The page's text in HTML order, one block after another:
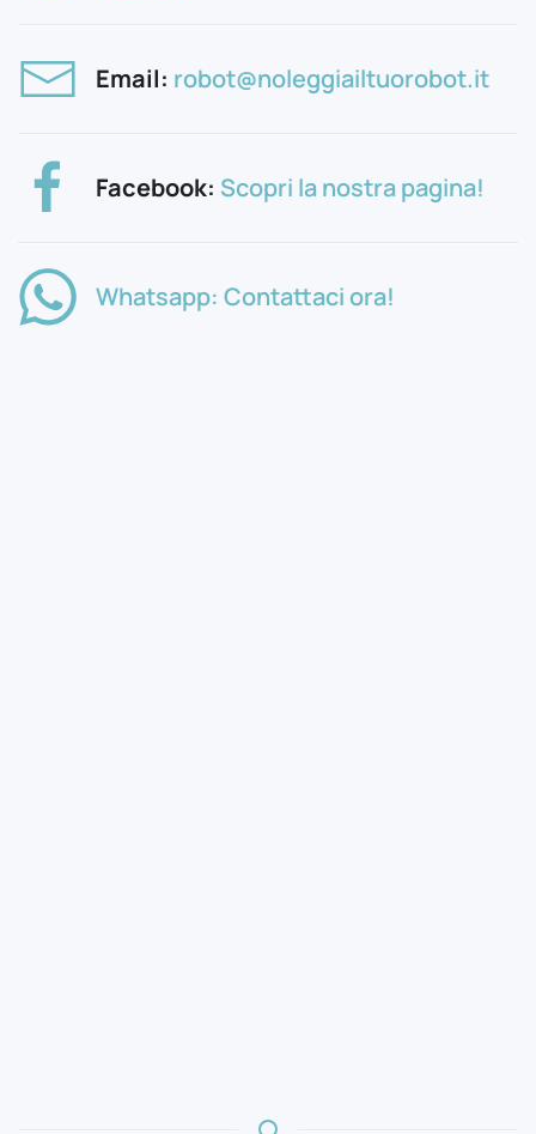
Email: robot@noleggiailtuorobot.it
Facebook: Scopri la nostra pagina!
Whatsapp: Contattaci ora!